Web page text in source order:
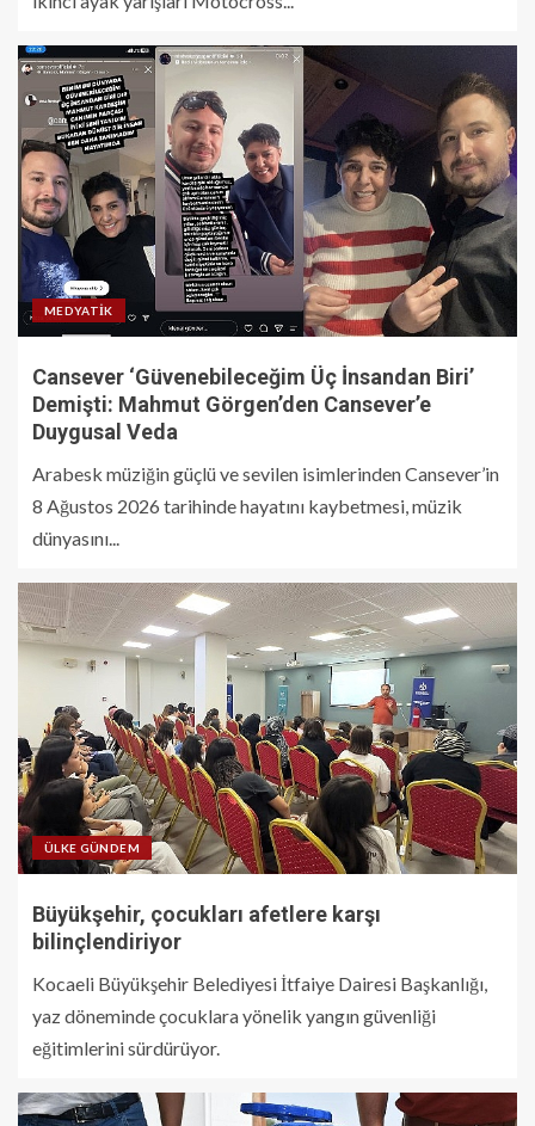
MEDYATIK
Cansever ‘Güvenebileceğim Üç İnsandan Biri’
Demişti: Mahmut Görgen’den Cansever’e
Duygusal Veda
Arabesk müziğin güçlü ve sevilen isimlerinden Cansever’in
8 Ağustos 2026 tarihinde hayatını kaybetmesi, müzik
dünyasını...
ÜLKE GÜNDEM
Büyükşehir, çocukları afetlere karşı
bilinçlendiriyor
Kocaeli Büyükşehir Belediyesi İtfaiye Dairesi Başkanlığı,
yaz döneminde çocuklara yönelik yangın güvenliği
eğitimlerini sürdürüyor.